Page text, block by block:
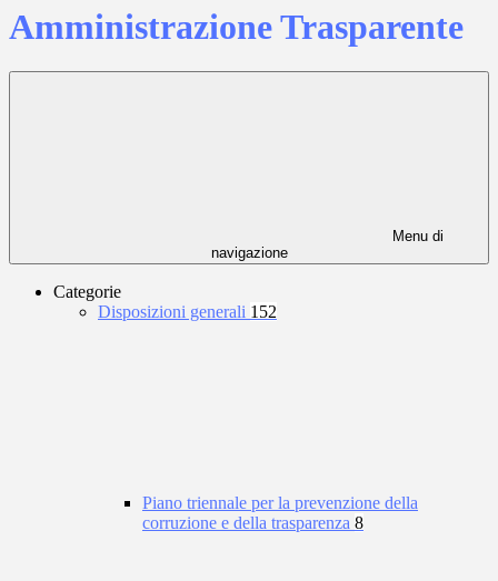
Amministrazione Trasparente
Menu di
navigazione
Categorie
Disposizioni generali 152
Piano triennale per la prevenzione della
corruzione e della trasparenza 8